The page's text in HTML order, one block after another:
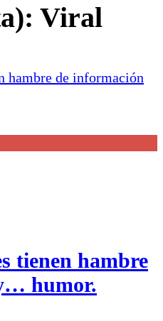
Viral
tienen hambre
humor.